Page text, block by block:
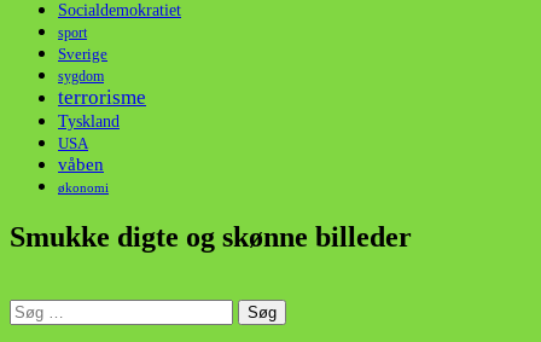
Socialdemokratiet
sport
Sverige
sygdom
terrorisme
Tyskland
USA
våben
økonomi
Smukke digte og skønne billeder
Søg
efter: